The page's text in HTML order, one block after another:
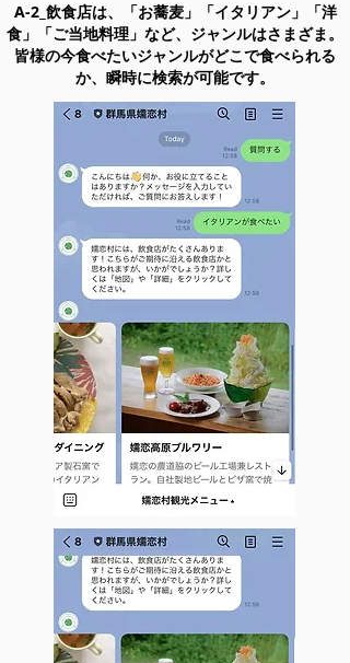
A-2_飲食店は、「お蕎麦」「イタリアン」「洋
食」「ご当地料理」など、 ジャンルはさまざま。
​皆様の今食べたいジャンルがどこで食べられる
か、瞬時に検索が可能です。